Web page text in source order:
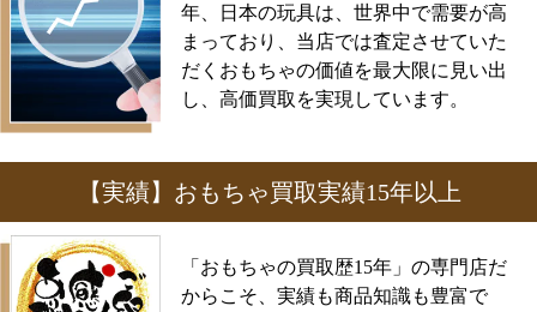
年、日本の玩具は、世界中で需要が高
まっており、当店では査定させていた
だくおもちゃの価値を最大限に見い出
し、高価買取を実現しています。
【実績】おもちゃ買取実績15年以上
「おもちゃの買取歴15年」の専門店だ
からこそ、実績も商品知識も豊富で